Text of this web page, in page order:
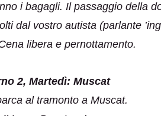
i bagagli. Il passaggio della
dal vostro autista (parlante
libera e pernottamento.
2, Martedì: Muscat
al tramonto a Muscat.